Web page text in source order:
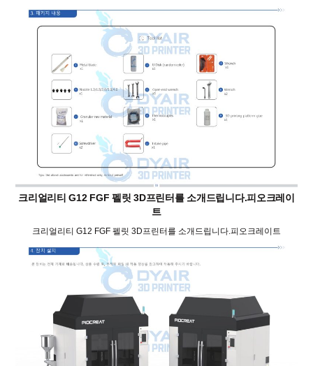
크리얼리티 G12 FGF 펠릿 3D프린터를 소개드립니다.피오크레이
트
크리얼리티 G12 FGF 펠릿 3D프린터를 소개드립니다.피오크레이트